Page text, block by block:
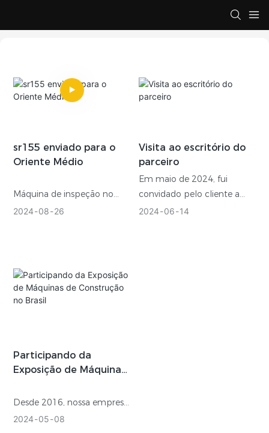
sr155 enviado para o
Oriente Médio
Máquina de inspeção no
local do cliente, após pagar
2024 08 26
Visita ao escritório do
parceiro
Em maio de 2024, fui
convidado pelo cliente a
visitar sua cidade para
2024 06 14
Participando da
Exposição de Máquinas
Desde 2016, nossa empresa
participa anualmente da
2024 05 08